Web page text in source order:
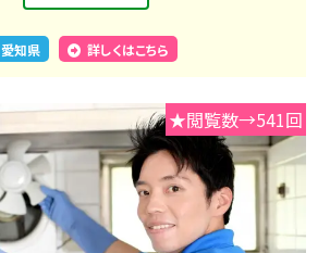
愛知県 詳しくはこちら
★閲覧数→541回